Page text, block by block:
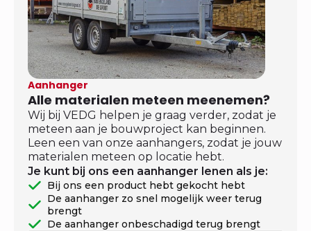
Aanhanger
Alle materialen meteen meenemen?
Wij bij VEDG helpen je graag verder, zodat je
meteen aan je bouwproject kan beginnen.
Leen een van onze aanhangers, zodat je jouw
materialen meteen op locatie hebt.
Je kunt bij ons een aanhanger lenen als je:
Bij ons een product hebt gekocht hebt
De aanhanger zo snel mogelijk weer terug
brengt
De aanhanger onbeschadigd terug brengt